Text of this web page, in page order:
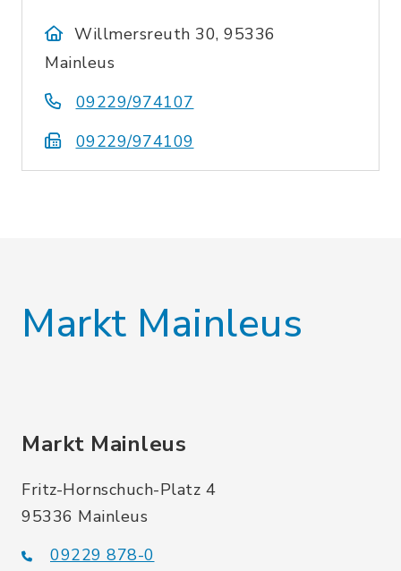
Willmersreuth 30, 95336
Mainleus
09229/974107
09229/974109
Markt Mainleus
Markt Mainleus
Fritz-Hornschuch-Platz 4
95336 Mainleus
09229 878-0